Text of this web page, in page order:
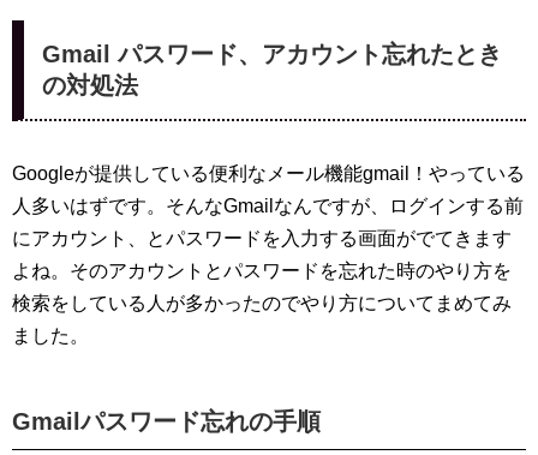
Gmail パスワード、アカウント忘れたとき
の対処法
Googleが提供している便利なメール機能gmail！やっている
人多いはずです。そんなGmailなんですが、ログインする前
にアカウント、とパスワードを入力する画面がでてきます
よね。そのアカウントとパスワードを忘れた時のやり方を
検索をしている人が多かったのでやり方についてまめてみ
ました。
Gmailパスワード忘れの手順